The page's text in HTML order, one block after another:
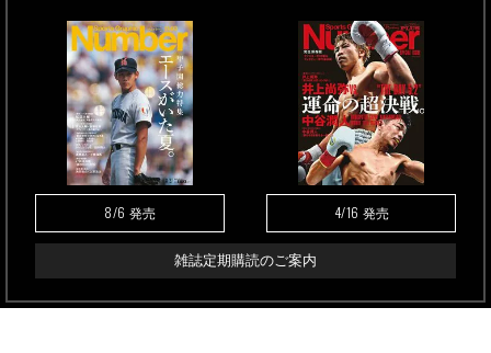
8/6 発売 4/16 発売
雑誌定期購読のご案内